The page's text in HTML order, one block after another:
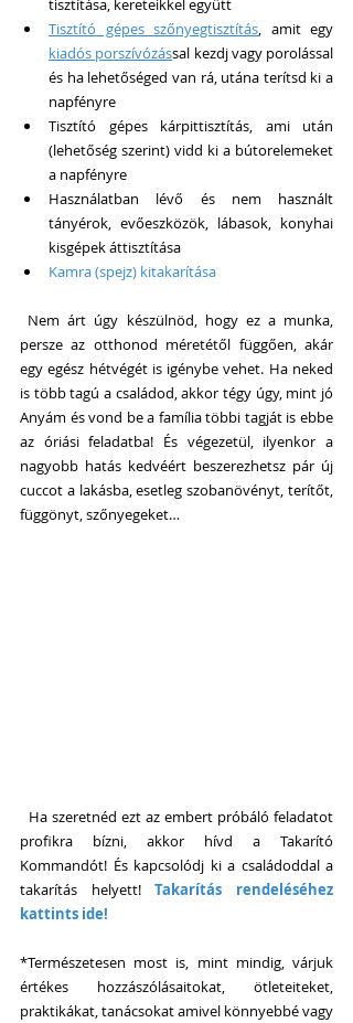
tisztítása, kereteikkel együtt
Tisztító gépes szőnyegtisztítás
kiadós porszívózással kezdj vagy porolással
és ha lehetőséged van rá, utána terítsd ki a
napfényre
Tisztító gépes kárpittisztítás, ami után
(lehetőség szerint) vidd ki a bútorelemeket
a napfényre
Használatban lévő és nem használt
tányérok, evőeszközök, lábasok, konyhai
kisgépek áttisztítása
Kamra (spejz) kitakarítása
persze az otthonod méretétől függően, akár
egy egész hétvégét is igénybe vehet. Ha neked
is több tagú a családod, akkor tégy úgy, mint jó
Anyám és vond be a família többi tagját is ebbe
az óriási feladatba! És végezetül, ilyenkor a
nagyobb hatás kedvéért beszerezhetsz pár új
cuccot a lakásba, esetleg szobanövényt, terítőt,
függönyt, szőnyegeket…
profikra bízni, akkor hívd a Takarító
Kommandót! És kapcsolódj ki a családoddal a
takarítás helyett! Takarítás rendeléséhez
kattints ide!
*Természetesen most is, mint mindig, várjuk
értékes hozzászólásaitokat, ötleteiteket,
praktikákat, tanácsokat amivel könnyebbé vagy